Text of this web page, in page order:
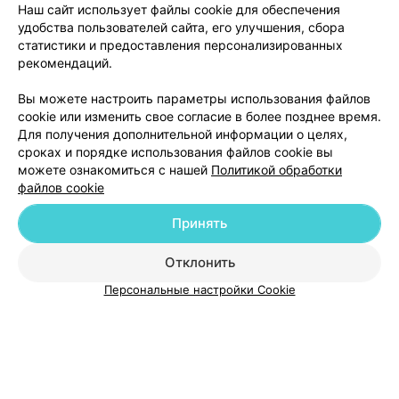
Цена по запросу
Цена по запросу
Добавить специалиста
Наш сайт использует файлы cookie для обеспечения
удобства пользователей сайта, его улучшения, сбора
статистики и предоставления персонализированных
рекомендаций.
Вы можете настроить параметры использования файлов
cookie или изменить свое согласие в более позднее время.
Для получения дополнительной информации о целях,
сроках и порядке использования файлов cookie вы
можете ознакомиться с нашей Политикой обработки
файлов cookie
Отклонить
Принять
Персональные настройки Cookie